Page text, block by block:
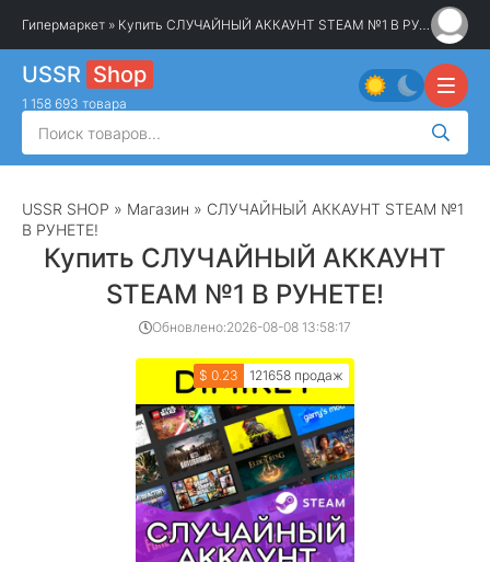
Гипермаркет » Купить СЛУЧАЙНЫЙ АККАУНТ STEAM №1 В РУНЕТЕ!
USSR Shop
1 158 693 товара
USSR SHOP » Магазин » СЛУЧАЙНЫЙ АККАУНТ STEAM №1
В РУНЕТЕ!
Купить СЛУЧАЙНЫЙ АККАУНТ
STEAM №1 В РУНЕТЕ!
Обновлено:2026-08-08 13:58:17
$ 0.23 121658 продаж